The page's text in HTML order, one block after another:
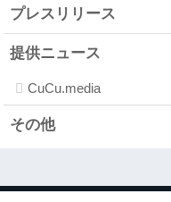
プレスリリース
提供ニュース
CuCu.media
その他